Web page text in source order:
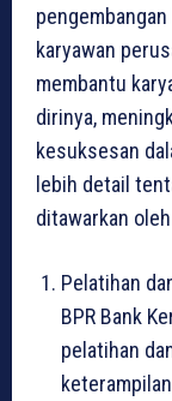
karyawan
membantu
dirinya,
kesuksesan
lebih detail
ditawarkan
Pelatihan
BPR Bank
pelatihan